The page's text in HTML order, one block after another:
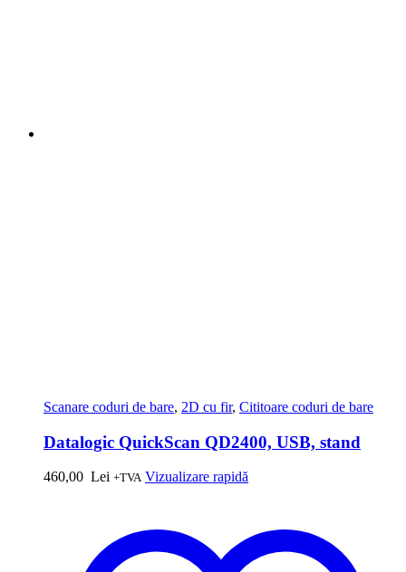
Scanare coduri de bare, 2D cu fir, Cititoare coduri de bare
Datalogic QuickScan QD2400, USB, stand
460,00 Lei +TVA Vizualizare rapidă